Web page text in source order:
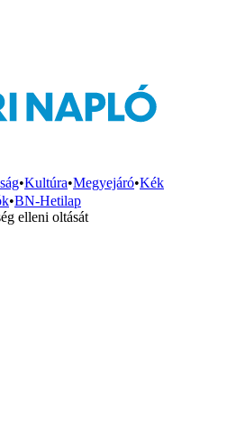
•Kultúra•Megyejáró•Kék
•BN-Hetilap
elleni oltását